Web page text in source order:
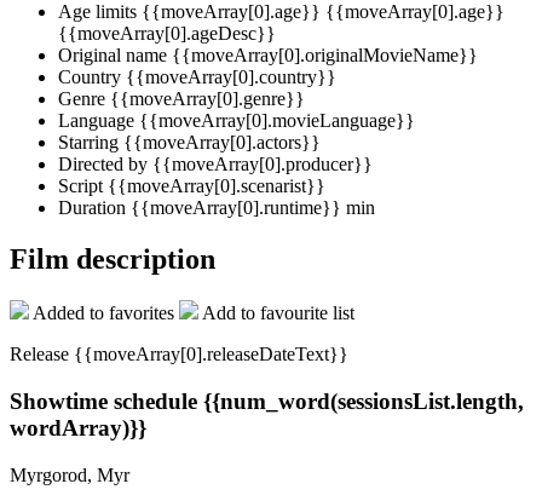
Age limits {{moveArray[0].age}} {{moveArray[0].age}}
{{moveArray[0].ageDesc}}
Original name {{moveArray[0].originalMovieName}}
Country {{moveArray[0].country}}
Genre {{moveArray[0].genre}}
Language {{moveArray[0].movieLanguage}}
Starring {{moveArray[0].actors}}
Directed by {{moveArray[0].producer}}
Script {{moveArray[0].scenarist}}
Duration {{moveArray[0].runtime}} min
Film description
Added to favorites
Add to favourite list
Release {{moveArray[0].releaseDateText}}
Showtime schedule {{num_word(sessionsList.length,
wordArray)}}
Myrgorod, Myr